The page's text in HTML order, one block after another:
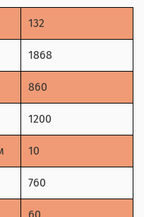
132
1868
860
1200
10
760
60